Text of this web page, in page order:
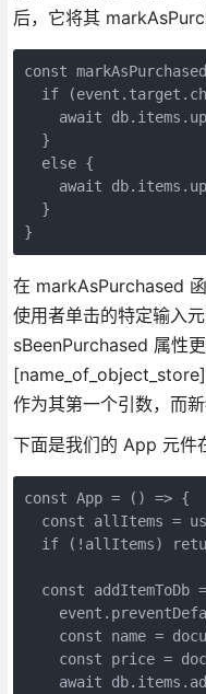
后，它将其
const
if
await
  }
  else {
await
  }
}
在 markAsPurchased
使用者单击的特定输入
sBeenPurchased 属性
作为其第一个引数，而
下面是我们的 App 元件
const App = () => {
const allItems =
if (!allItems)
const addItemToDb
const name =
const price =
await